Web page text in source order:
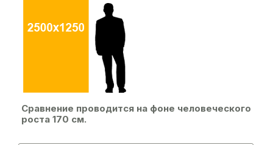
Сравнение проводится на фоне человеческого
роста 170 см.